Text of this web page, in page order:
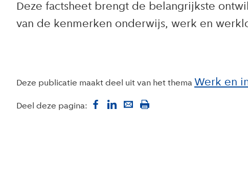
Deze factsheet brengt de belangrijkste
van de kenmerken onderwijs, werk en
Deze publicatie maakt deel uit van het thema Werk en
Deel deze pagina: